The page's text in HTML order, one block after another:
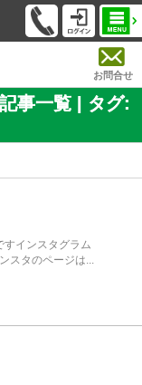
お問合せ
事一覧 | タグ:
すインスタグラム
スタのページは...